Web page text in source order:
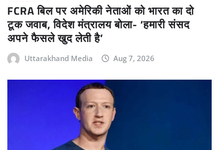
FCRA बिल पर अमेरिकी नेताओं को भारत का दो
टूक जवाब, विदेश मंत्रालय बोला- ‘हमारी संसद
अपने फैसले खुद लेती है’
Uttarakhand Media Aug 7, 2026